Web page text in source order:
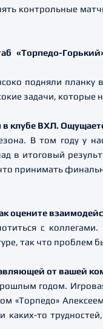
контрольные
«Торпедо-
подняли
задачи, которые
клубе ВХЛ.
В том году у
в итоговый
принимать
оцените
с
так что проблем
от вашей
годом.
«Торпедо»
то